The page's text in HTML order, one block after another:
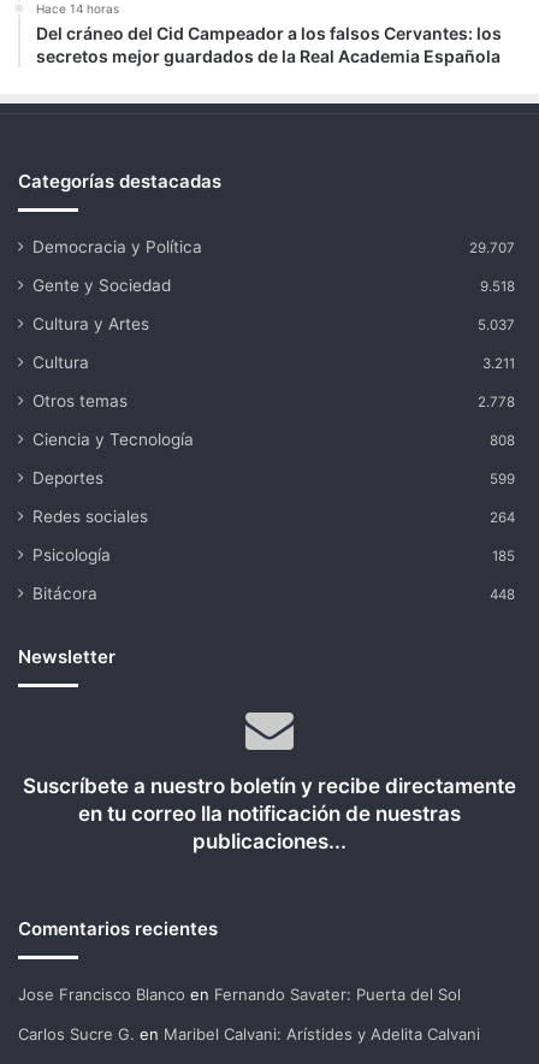
Hace 14 horas
Del cráneo del Cid Campeador a los falsos Cervantes: los
secretos mejor guardados de la Real Academia Española
Categorías destacadas
Democracia y Política 29.707
Gente y Sociedad 9.518
Cultura y Artes 5.037
Cultura 3.211
Otros temas 2.778
Ciencia y Tecnología 808
Deportes 599
Redes sociales 264
Psicología 185
Bitácora 448
Newsletter
Suscríbete a nuestro boletín y recibe directamente
en tu correo lla notificación de nuestras
publicaciones...
Comentarios recientes
Jose Francisco Blanco en Fernando Savater: Puerta del Sol
Carlos Sucre G. en Maribel Calvani: Arístides y Adelita Calvani